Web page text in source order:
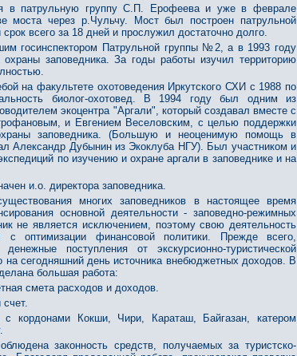
в патрульную группу С.П. Ерофеева и уже в феврале
моста через р.Чульчу. Мост был построен патрульной
всего за 18 дней и прослужил достаточно долго.
госинспектором Патрульной группы №2, а в 1993 году
заповедника. За годы работы изучил территорию
на факультете охотоведения Иркутского СХИ с 1988 по
биолог-охотовед. В 1994 году был одним из
экоцентра "Аргали", который создавал вместе с
и Евгением Веселовским, с целью поддержки
заповедника. (Большую и неоценимую помощь в
Александр Дубынин из Экоклуба НГУ). Был участником и
по изучению и охране аргали в заповеднике и на
и.о. директора заповедника.
многих заповедников в настоящее время
основной деятельности - заповедно-режимных
не является исключением, поэтому свою деятельность
оптимизации финансовой политики. Прежде всего,
денежные поступления от экскурсионно-туристической
на сегодняшний день источника внебюджетных доходов. В
большая работа:
смета расходов и доходов.
с кордонами Кокши, Чири, Караташ, Байгазан, катером
законность средств, получаемых за туристско-